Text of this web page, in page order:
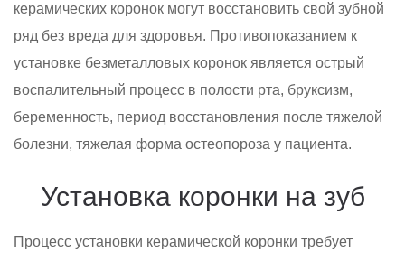
керамических коронок могут восстановить свой зубной
ряд без вреда для здоровья. Противопоказанием к
установке безметалловых коронок является острый
воспалительный процесс в полости рта, бруксизм,
беременность, период восстановления после тяжелой
болезни, тяжелая форма остеопороза у пациента.
Установка коронки на зуб
Процесс установки керамической коронки требует